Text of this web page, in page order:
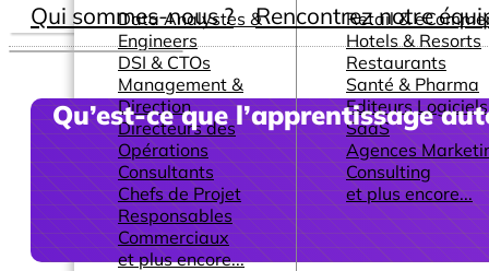
Data Analystes &
Engineers
DSI & CTOs
Management &
Direction
Directeurs des
Opérations
Consultants
Chefs de Projet
Responsables
Commerciaux
et plus encore...
Retail &
Hotels & Resorts
Restaurants
Santé & Pharma
Editeurs
SaaS
Agences
Consulting
et plus encore...
Qui sommes-nous ? Rencontrez notre
Qu’est-ce que l’apprentissage